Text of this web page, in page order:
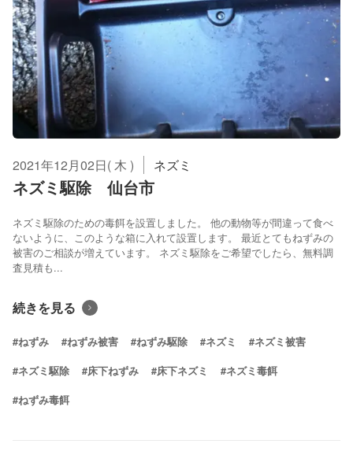
2021年12月02日( 木 ) ネズミ
ネズミ駆除 仙台市
ネズミ駆除のための毒餌を設置しました。 他の動物等が間違って食べ
ないように、このような箱に入れて設置します。 最近とてもねずみの
被害のご相談が増えています。 ネズミ駆除をご希望でしたら、無料調
査見積も...
続きを見る
#ねずみ #ねずみ被害 #ねずみ駆除 #ネズミ #ネズミ被害
#ネズミ駆除 #床下ねずみ #床下ネズミ #ネズミ毒餌
#ねずみ毒餌